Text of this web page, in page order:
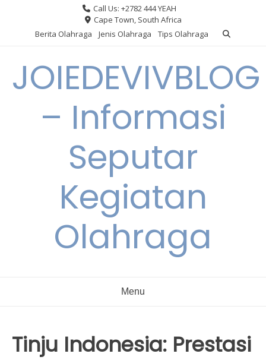
Call Us: +2782 444 YEAH
Cape Town, South Africa
Berita Olahraga
Jenis Olahraga Tips Olahraga
JOIEDEVIVBLOG
– Informasi
Seputar
Kegiatan
Olahraga
Menu
Tinju Indonesia: Prestasi